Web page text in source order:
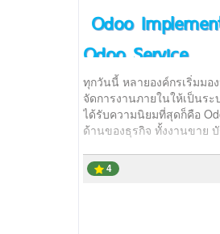
Odoo
Odoo Service
ทุกวันนี้ หลายองค์กรเริ่มมอ
จัดการงานภายในให้เป็นร
ได้รับความนิยมที่สุดก็คือ
ด้านของธุรกิจ ทั้งงานขาย
4